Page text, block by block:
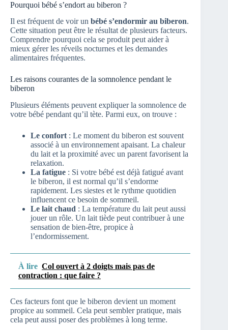
Pourquoi bébé s’endort au biberon ?
Il est fréquent de voir un bébé s’endormir au biberon.
Cette situation peut être le résultat de plusieurs facteurs.
Comprendre pourquoi cela se produit peut aider à
mieux gérer les réveils nocturnes et les demandes
alimentaires fréquentes.
Les raisons courantes de la somnolence pendant le
biberon
Plusieurs éléments peuvent expliquer la somnolence de
votre bébé pendant qu’il tète. Parmi eux, on trouve :
Le confort : Le moment du biberon est souvent
associé à un environnement apaisant. La chaleur
du lait et la proximité avec un parent favorisent la
relaxation.
La fatigue : Si votre bébé est déjà fatigué avant
le biberon, il est normal qu’il s’endorme
rapidement. Les siestes et le rythme quotidien
influencent ce besoin de sommeil.
Le lait chaud : La température du lait peut aussi
jouer un rôle. Un lait tiède peut contribuer à une
sensation de bien-être, propice à
l’endormissement.
À lire Col ouvert à 2 doigts mais pas de
contraction : que faire ?
Ces facteurs font que le biberon devient un moment
propice au sommeil. Cela peut sembler pratique, mais
cela peut aussi poser des problèmes à long terme.